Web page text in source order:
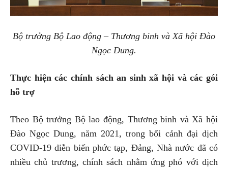
Bộ trưởng Bộ Lao động – Thương binh và Xã hội Đào
Ngọc Dung.
Thực hiện các chính sách an sinh xã hội và các gói
hỗ trợ
Theo Bộ trưởng Bộ lao động, Thương binh và Xã hội
Đào Ngọc Dung, năm 2021, trong bối cảnh đại dịch
COVID-19 diễn biến phức tạp, Đảng, Nhà nước đã có
nhiều chủ trương, chính sách nhằm ứng phó với dịch